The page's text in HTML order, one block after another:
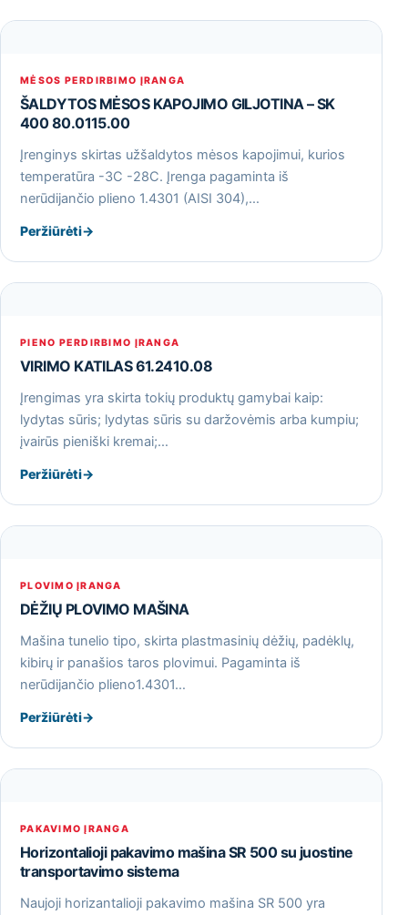
MĖSOS PERDIRBIMO ĮRANGA
ŠALDYTOS MĖSOS KAPOJIMO GILJOTINA – SK
400 80.0115.00
Įrenginys skirtas užšaldytos mėsos kapojimui, kurios
temperatūra -3С -28С. Įrenga pagaminta iš
nerūdijančio plieno 1.4301 (AISI 304),…
Peržiūrėti→
PIENO PERDIRBIMO ĮRANGA
VIRIMO KATILAS 61.2410.08
Įrengimas yra skirta tokių produktų gamybai kaip:
lydytas sūris; lydytas sūris su daržovėmis arba kumpiu;
įvairūs pieniški kremai;…
Peržiūrėti→
PLOVIMO ĮRANGA
DĖŽIŲ PLOVIMO MAŠINA
Mašina tunelio tipo, skirta plastmasinių dėžių, padėklų,
kibirų ir panašios taros plovimui. Pagaminta iš
nerūdijančio plieno1.4301…
Peržiūrėti→
PAKAVIMO ĮRANGA
Horizontalioji pakavimo mašina SR 500 su juostine
transportavimo sistema
Naujoji horizantalioji pakavimo mašina SR 500 yra